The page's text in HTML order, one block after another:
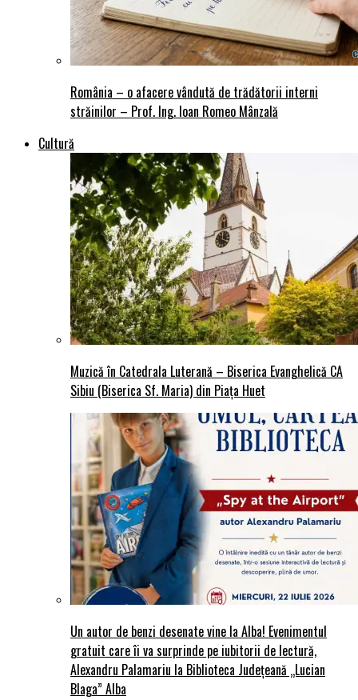
România – o afacere vândută de trădătorii interni
străinilor – Prof. Ing. Ioan Romeo Mânzală
Cultură
Muzică în Catedrala Luterană – Biserica Evanghelică CA
Sibiu (Biserica Sf. Maria) din Piaţa Huet
Un autor de benzi desenate vine la Alba! Evenimentul
gratuit care îi va surprinde pe iubitorii de lectură,
Alexandru Palamariu la Biblioteca Județeană „Lucian
Blaga” Alba